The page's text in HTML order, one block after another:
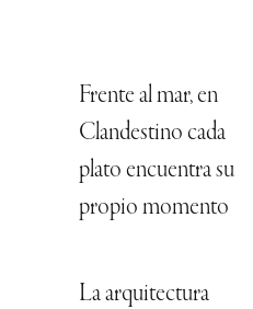
Frente al mar, en
Clandestino cada
plato encuentra su
propio momento
La arquitectura